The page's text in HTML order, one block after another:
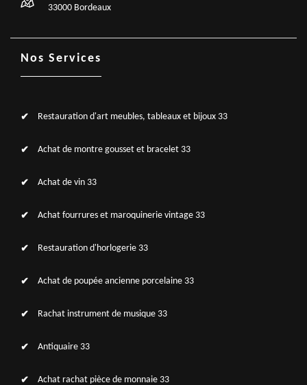
33000 Bordeaux
Nos Services
Restauration d'art meubles, tableaux et bijoux 33
Achat de montre gousset et bracelet 33
Achat de vin 33
Achat fourrures et maroquinerie vintage 33
Restauration d'horlogerie 33
Achat de poupée ancienne porcelaine 33
Rachat instrument de musique 33
Antiquaire 33
Achat rachat pièce de monnaie 33